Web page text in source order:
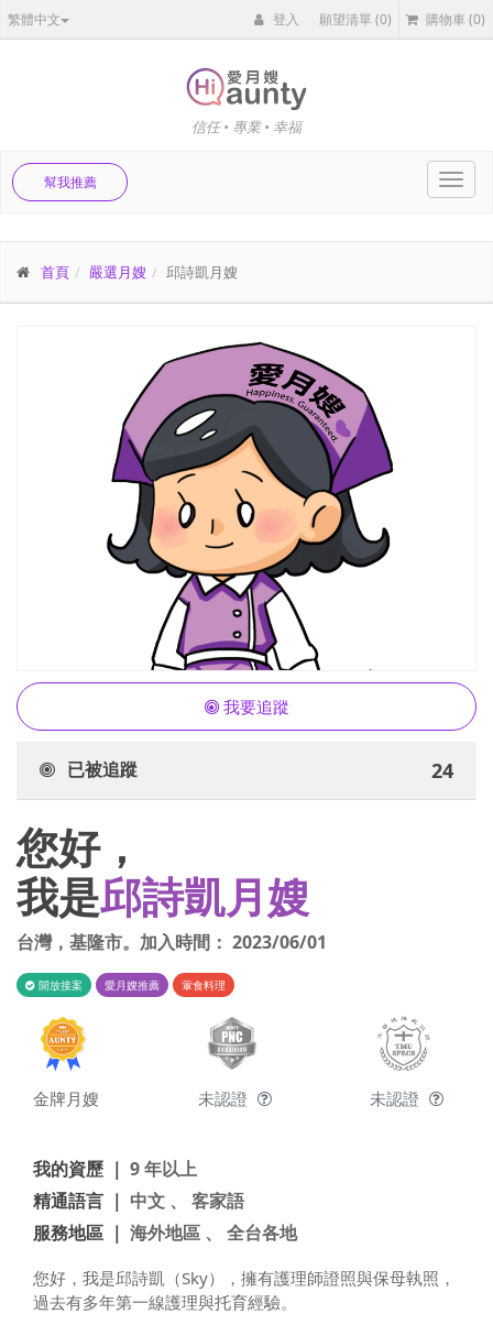
繁體中文 登入 願望清單(0) 購物車 (0)
信任 • 專業 • 幸福
幫我推薦
首頁 嚴選月嫂 邱詩凱月嫂
我要追蹤
已被追蹤 24
您好，
我是邱詩凱月嫂
台灣， 基隆市。加入時間： 2023/06/01
開放接案 愛月嫂推薦 葷食料理
金牌月嫂 未認證 未認證
我的資歷 ｜ 9 年以上
精通語言 ｜ 中文 、 客家語
服務地區 ｜ 海外地區 、 全台各地
您好，我是邱詩凱（Sky），擁有護理師證照與保母執照，
過去有多年第一線護理與托育經驗。